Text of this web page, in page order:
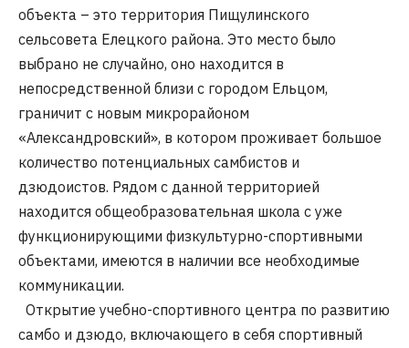
объекта – это территория Пищулинского
сельсовета Елецкого района. Это место было
выбрано не случайно, оно находится в
непосредственной близи с городом Ельцом,
граничит с новым микрорайоном
«Александровский», в котором проживает большое
количество потенциальных самбистов и
дзюдоистов. Рядом с данной территорией
находится общеобразовательная школа с уже
функционирующими физкультурно-спортивными
объектами, имеются в наличии все необходимые
коммуникации.
Открытие учебно-спортивного центра по развитию
самбо и дзюдо, включающего в себя спортивный